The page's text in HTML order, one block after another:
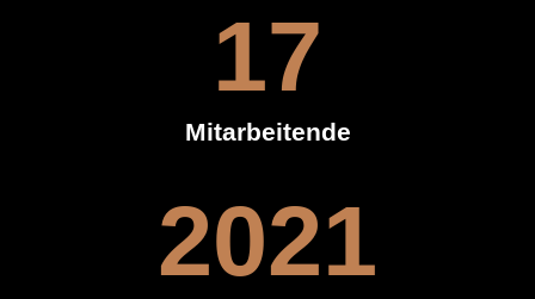
17
Mitarbeitende
2021